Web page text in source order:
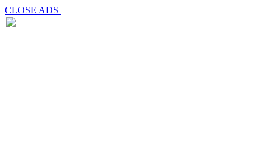
CLOSE ADS